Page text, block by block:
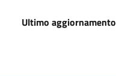
Ultimo aggiornamento